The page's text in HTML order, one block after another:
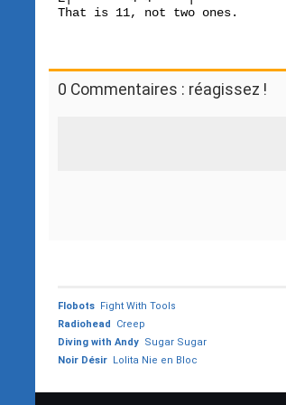
That is 11, not two ones.
0 Commentaires : réagissez !
Flobots Fight With Tools
Radiohead
Creep
Diving with Andy Sugar Sugar
Noir Désir Lolita Nie en Bloc